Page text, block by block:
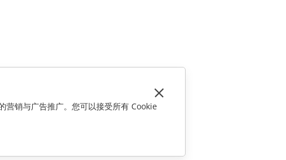
营销与广告推广。您可以接受所有 Cookie